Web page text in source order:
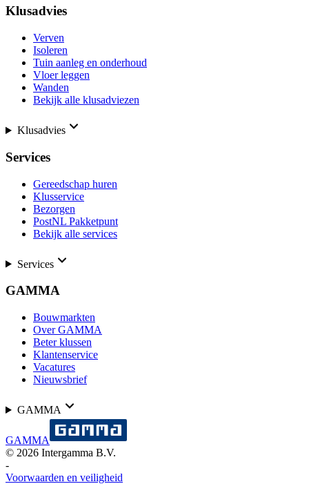
Klusadvies
Verven
Isoleren
Tuin aanleg en onderhoud
Vloer leggen
Wanden
Bekijk alle klusadviezen
Klusadvies
Services
Gereedschap huren
Klusservice
Bezorgen
PostNL Pakketpunt
Bekijk alle services
Services
GAMMA
Bouwmarkten
Over GAMMA
Beter klussen
Klantenservice
Vacatures
Nieuwsbrief
GAMMA
GAMMA
© 2026 Intergamma B.V.
-
Voorwaarden en veiligheid